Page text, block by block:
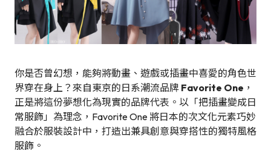
你是否曾幻想，能夠將動畫、遊戲或插畫中喜愛的角色世
界穿在身上？來自東京的日系潮流品牌 Favorite One ，
正是將這份夢想化為現實的品牌代表。以「把插畫變成日
常服飾」為理念，Favorite One 將日本的次文化元素巧妙
融合於服裝設計中，打造出兼具創意與穿搭性的獨特風格
服飾。